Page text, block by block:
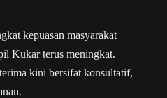
kepuasan masyarakat
Kukar terus meningkat.
kini bersifat konsultatif,